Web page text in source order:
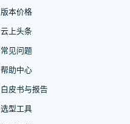
版本价格
云上头条
常见问题
帮助中心
白皮书与报告
选型工具